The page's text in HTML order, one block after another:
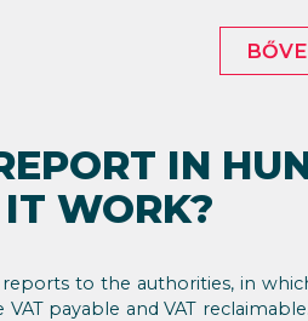
IN
WORK?
to the authorities, in
payable and VAT